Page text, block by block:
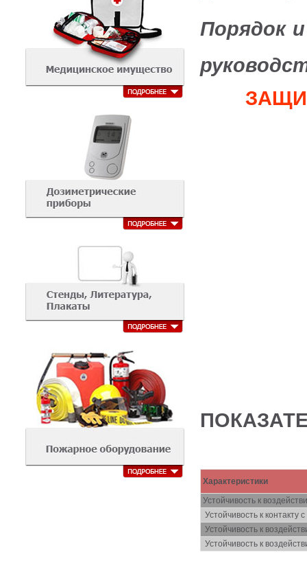
Порядок
Характеристики
Устойчивость к
Устойчивость к контакту
Устойчивость к
Устойчивость к